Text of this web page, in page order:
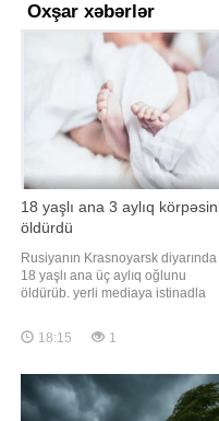
Oxşar xəbərlər
18 yaşlı ana 3 aylıq
öldürdü
Rusiyanın Krasnoyarsk diyarında
18 yaşlı ana üç aylıq oğlunu
öldürüb. yerli mediaya istinadla
şəhərində baş verib. İlkin
görə, gənc qadın uşağı və
Səhər saatlarında körpə ilə evdə
qalıb və ağlayan uşağı
sakitləşdirməy
18:15 1